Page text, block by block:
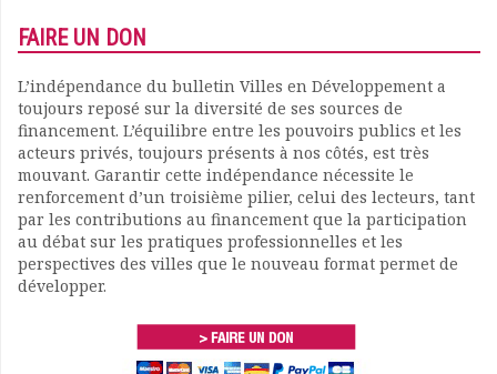
FAIRE UN DON
L’indépendance du bulletin Villes en Développement a
toujours reposé sur la diversité de ses sources de
financement. L’équilibre entre les pouvoirs publics et les
acteurs privés, toujours présents à nos côtés, est très
mouvant. Garantir cette indépendance nécessite le
renforcement d’un troisième pilier, celui des lecteurs, tant
par les contributions au financement que la participation
au débat sur les pratiques professionnelles et les
perspectives des villes que le nouveau format permet de
développer.